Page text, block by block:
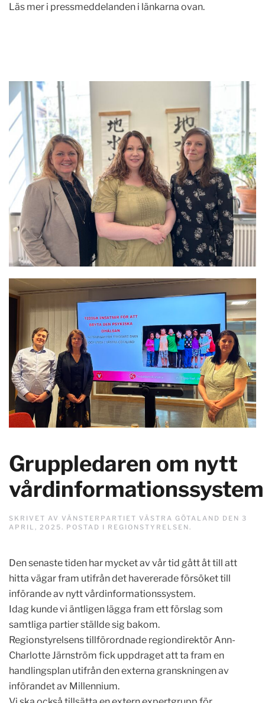
Läs mer i pressmeddelanden i länkarna ovan.
Gruppledaren om nytt
vårdinformationssystem
SKRIVET AV VÄNSTERPARTIET VÄSTRA GÖTALAND DEN 3
APRIL, 2025. POSTAD I REGIONSTYRELSEN.
Den senaste tiden har mycket av vår tid gått åt till att
hitta vägar fram utifrån det havererade försöket till
införande av nytt vårdinformationssystem.
Idag kunde vi äntligen lägga fram ett förslag som
samtliga partier ställde sig bakom.
Regionstyrelsens tillförordnade regiondirektör Ann-
Charlotte Järnström fick uppdraget att ta fram en
handlingsplan utifrån den externa granskningen av
införandet av Millennium.